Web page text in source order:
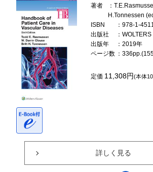
著者
：
H.Tonnessen
ISBN
：978-1-
出版社
：
出版年
：2019年
ページ数 ：
定価 11,308円(本体
詳しく見る